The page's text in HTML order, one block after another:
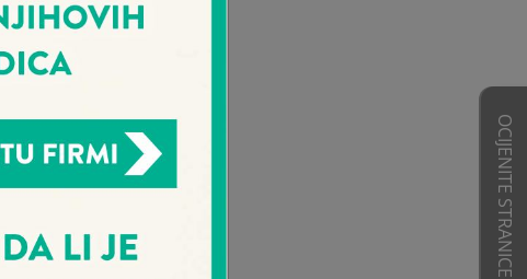
OCIJENITE STRANICE